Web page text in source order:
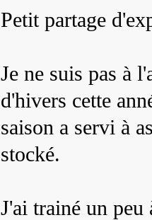
Petit partage
Je ne suis pas à
d'hivers cette
saison a servi à
stocké.
J'ai trainé un peu